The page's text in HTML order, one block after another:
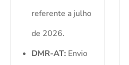
referente a julho
de 2026.
DMR-AT: Envio